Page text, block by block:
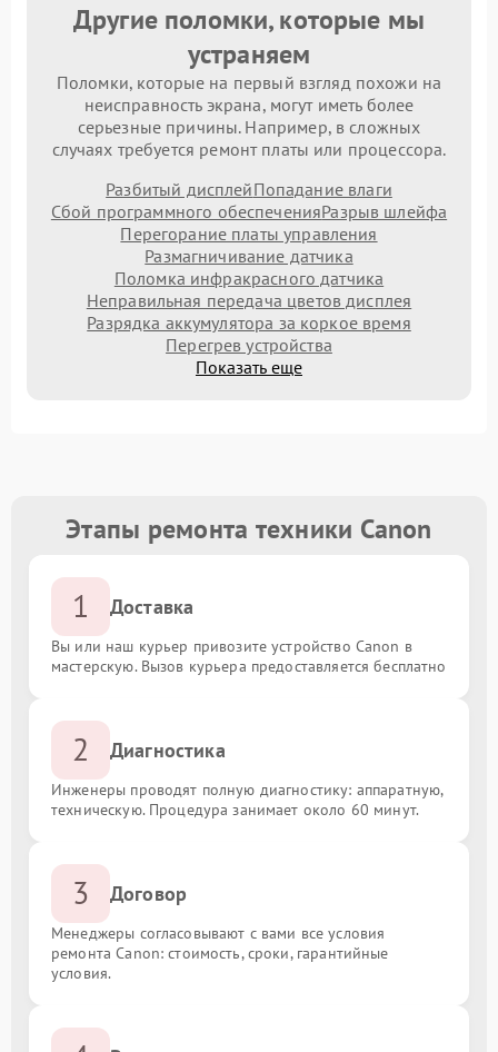
Другие поломки, которые мы
устраняем
Поломки, которые на первый взгляд похожи на
неисправность экрана, могут иметь более
серьезные причины. Например, в сложных
случаях требуется ремонт платы или процессора.
Разбитый дисплейПопадание влаги
Сбой программного обеспеченияРазрыв шлейфа
Перегорание платы управления
Размагничивание датчика
Поломка инфракрасного датчика
Неправильная передача цветов дисплея
Разрядка аккумулятора за коркое время
Перегрев устройства
Показать еще
Этапы ремонта техники Canon
1 Доставка
Вы или наш курьер привозите устройство Canon в
мастерскую. Вызов курьера предоставляется бесплатно
2 Диагностика
Инженеры проводят полную диагностику: аппаратную,
техническую. Процедура занимает около 60 минут.
3 Договор
Менеджеры согласовывают с вами все условия
ремонта Canon: стоимость, сроки, гарантийные
условия.